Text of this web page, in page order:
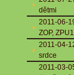
dětmi
2011-06-
ZOP, ZPU1
2011-04-
srdce
2011-03-